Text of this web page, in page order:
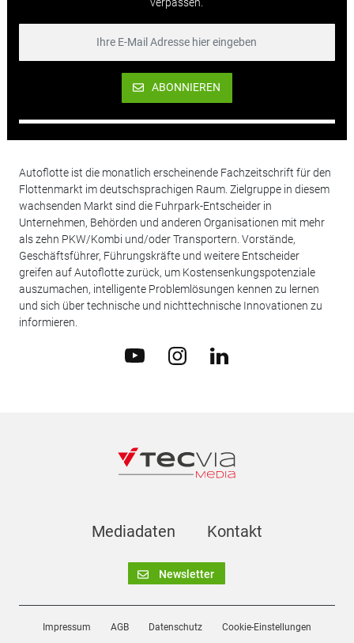
ABONNIEREN
Autoflotte ist die monatlich erscheinende Fachzeitschrift für den
Flottenmarkt im deutschsprachigen Raum. Zielgruppe in diesem
wachsenden Markt sind die Fuhrpark-Entscheider in
Unternehmen, Behörden und anderen Organisationen mit mehr
als zehn PKW/Kombi und/oder Transportern. Vorstände,
Geschäftsführer, Führungskräfte und weitere Entscheider
greifen auf Autoflotte zurück, um Kostensenkungspotenziale
auszumachen, intelligente Problemlösungen kennen zu lernen
und sich über technische und nichttechnische Innovationen zu
informieren.
Mediadaten Kontakt
Newsletter
Impressum AGB Datenschutz Cookie-Einstellungen